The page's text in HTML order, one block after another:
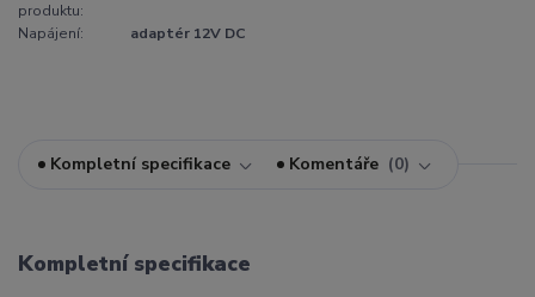
produktu:
Napájení: adaptér 12V DC
Kompletní specifikace Komentáře 0
Kompletní specifikace